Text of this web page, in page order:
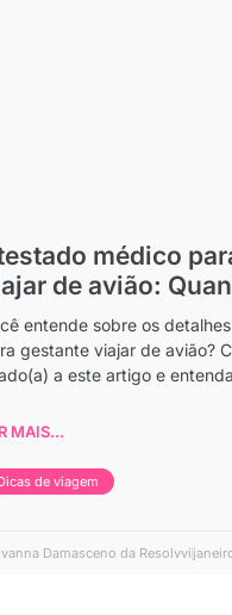
médico
de avião:
entende sobre os
gestante viajar de avião?
a este artigo e
MAIS...
de viagem
Damasceno da Resolvvi